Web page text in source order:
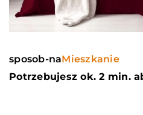
sposob-naMieszkanie
Potrzebujesz ok. 2 min.